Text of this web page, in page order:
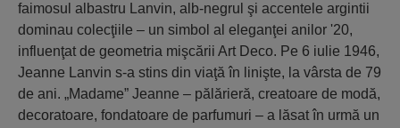
faimosul albastru Lanvin, alb-negrul şi accentele argintii
dominau colecţiile – un simbol al eleganţei anilor '20,
influenţat de geometria mişcării Art Deco. Pe 6 iulie 1946,
Jeanne Lanvin s-a stins din viaţă în linişte, la vârsta de 79
de ani. „Madame” Jeanne – pălărieră, creatoare de modă,
decoratoare, fondatoare de parfumuri – a lăsat în urmă un